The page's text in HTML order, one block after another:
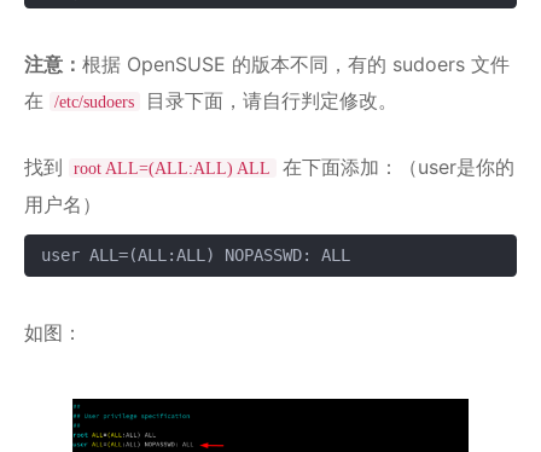
注意： 根据 OpenSUSE 的版本不同，有的 sudoers 文件
在
/etc/sudoers 目录下面，请自行判定修改。
找到 root ALL=(ALL:ALL) ALL
在下面添加：（user是你的
用户名）
user ALL=(ALL:ALL) NOPASSWD: ALL
如图：